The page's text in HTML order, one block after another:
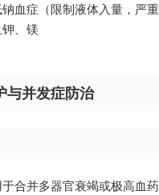
血症（限制液体入量，严
、镁
与并发症防治
合并多器官衰竭或极高血